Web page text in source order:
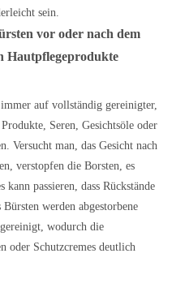
sein.
vor oder nach dem
Hautpflegeprodukte
immer auf vollständig gereinigter,
Seren, Gesichtsöle oder
Versucht man, das Gesicht nach
verstopfen die Borsten, es
passieren, dass Rückstände
werden abgestorbene
wodurch die
oder Schutzcremes deutlich